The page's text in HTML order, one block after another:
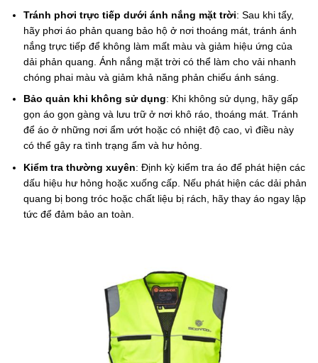
Tránh phơi trực tiếp dưới ánh nắng mặt trời: Sau khi tẩy,
hãy phơi áo phản quang bảo hộ ở nơi thoáng mát, tránh ánh
nắng trực tiếp để không làm mất màu và giảm hiệu ứng của
dải phản quang. Ánh nắng mặt trời có thể làm cho vải nhanh
chóng phai màu và giảm khả năng phản chiếu ánh sáng.
Bảo quản khi không sử dụng: Khi không sử dụng, hãy gấp
gọn áo gọn gàng và lưu trữ ở nơi khô ráo, thoáng mát. Tránh
để áo ở những nơi ẩm ướt hoặc có nhiệt độ cao, vì điều này
có thể gây ra tình trạng ẩm và hư hỏng.
Kiểm tra thường xuyên: Định kỳ kiểm tra áo để phát hiện các
dấu hiệu hư hỏng hoặc xuống cấp. Nếu phát hiện các dải phản
quang bị bong tróc hoặc chất liệu bị rách, hãy thay áo ngay lập
tức để đảm bảo an toàn.